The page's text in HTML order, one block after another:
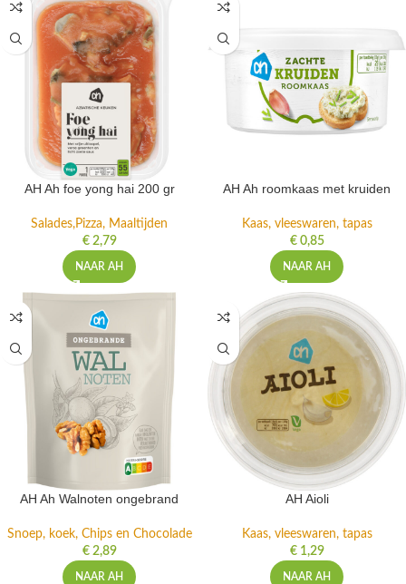
AH Ah foe yong hai 200 gr
Salades,Pizza, Maaltijden
€2,79
NAAR AH
AH Ah roomkaas met kruiden
Kaas, vleeswaren, tapas
€0,85
NAAR AH
AH Ah Walnoten ongebrand
Snoep, koek, Chips en Chocolade
€2,89
NAAR AH
AH Aioli
Kaas, vleeswaren, tapas
€1,29
NAAR AH